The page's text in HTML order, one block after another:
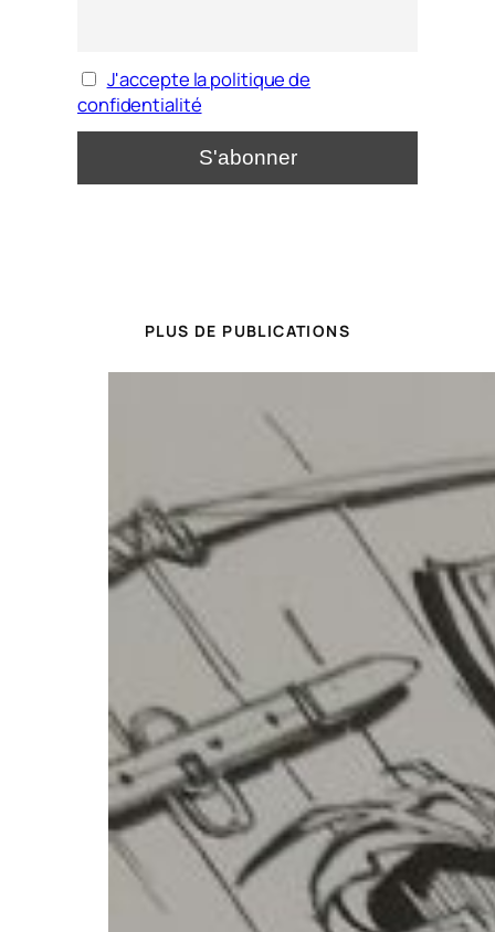
J'accepte la politique de
confidentialité
PLUS DE PUBLICATIONS